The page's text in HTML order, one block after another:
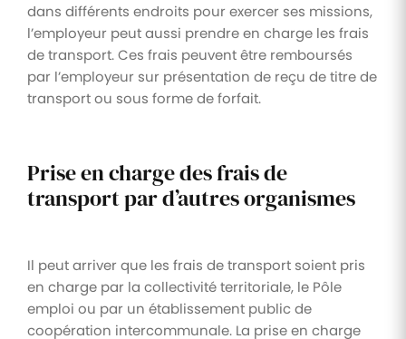
dans différents endroits pour exercer ses missions,
l’employeur peut aussi prendre en charge les frais
de transport. Ces frais peuvent être remboursés
par l’employeur sur présentation de reçu de titre de
transport ou sous forme de forfait.
Prise en charge des frais de
transport par d’autres organismes
Il peut arriver que les frais de transport soient pris
en charge par la collectivité territoriale, le Pôle
emploi ou par un établissement public de
coopération intercommunale. La prise en charge